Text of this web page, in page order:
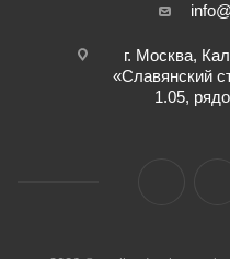
г. Москва,
«Славянский
1.05,